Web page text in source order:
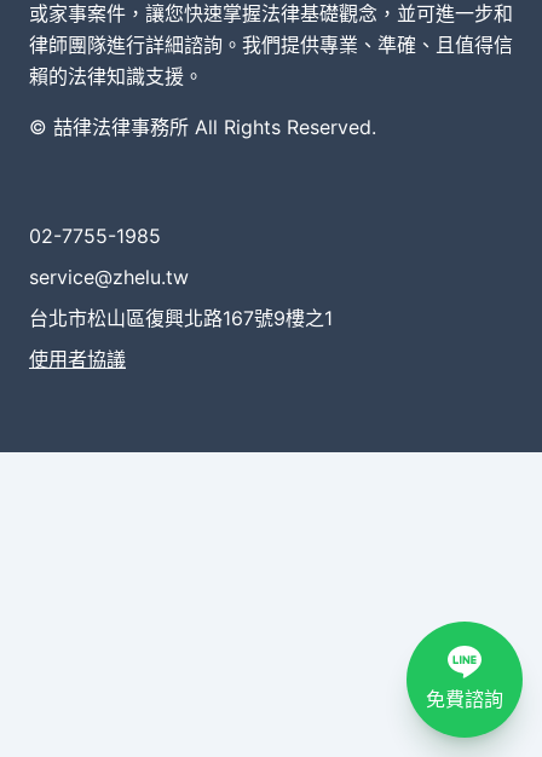
或家事案件，讓您快速掌握法律基礎觀念，並可進一步和
律師團隊進行詳細諮詢。我們提供專業、準確、且值得信
賴的法律知識支援。
© 喆律法律事務所 All Rights Reserved.
02-7755-1985
service@zhelu.tw
台北市松山區復興北路167號9樓之1
使用者協議
免費諮詢